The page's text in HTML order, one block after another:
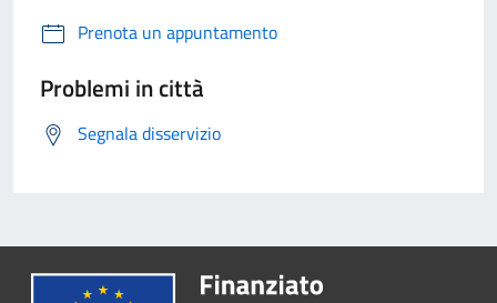
Prenota un appuntamento
Problemi in città
Segnala disservizio